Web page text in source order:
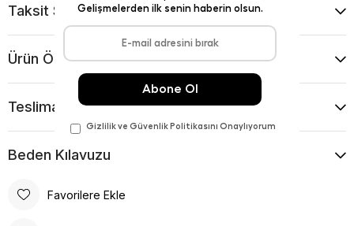
Taksit Seçenekleri
Ürün Önerileri
Teslimat Ve İade Koşulları
Beden Kılavuzu
Favorilere Ekle